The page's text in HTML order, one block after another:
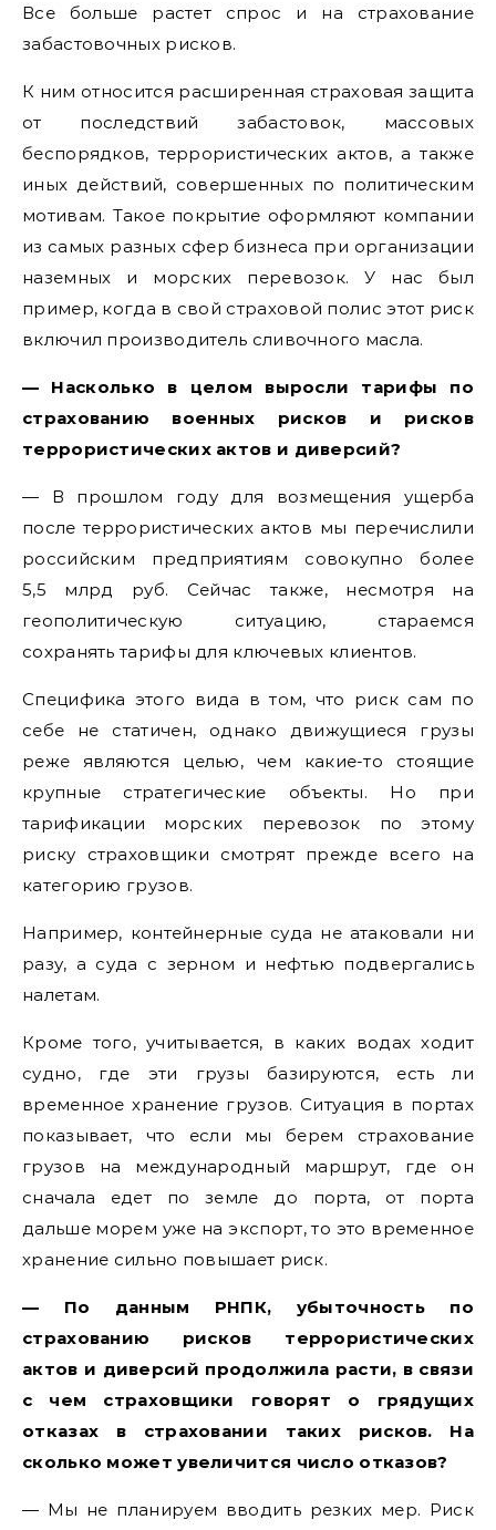
Все больше растет спрос и на страхование
забастовочных рисков.
К ним относится расширенная страховая защита
от последствий забастовок, массовых
беспорядков, террористических актов, а также
иных действий, совершенных по политическим
мотивам. Такое покрытие оформляют компании
из самых разных сфер бизнеса при организации
наземных и морских перевозок. У нас был
пример, когда в свой страховой полис этот риск
включил производитель сливочного масла.
— Насколько в целом выросли тарифы по
страхованию военных рисков и рисков
террористических актов и диверсий?
— В прошлом году для возмещения ущерба
после террористических актов мы перечислили
российским предприятиям совокупно более
5,5 млрд руб. Сейчас также, несмотря на
геополитическую ситуацию, стараемся
сохранять тарифы для ключевых клиентов.
Специфика этого вида в том, что риск сам по
себе не статичен, однако движущиеся грузы
реже являются целью, чем какие-то стоящие
крупные стратегические объекты. Но при
тарификации морских перевозок по этому
риску страховщики смотрят прежде всего на
категорию грузов.
Например, контейнерные суда не атаковали ни
разу, а суда с зерном и нефтью подвергались
налетам.
Кроме того, учитывается, в каких водах ходит
судно, где эти грузы базируются, есть ли
временное хранение грузов. Ситуация в портах
показывает, что если мы берем страхование
грузов на международный маршрут, где он
сначала едет по земле до порта, от порта
дальше морем уже на экспорт, то это временное
хранение сильно повышает риск.
— По данным РНПК, убыточность по
страхованию рисков террористических
актов и диверсий продолжила расти, в связи
с чем страховщики говорят о грядущих
отказах в страховании таких рисков. На
сколько может увеличится число отказов?
— Мы не планируем вводить резких мер. Риск